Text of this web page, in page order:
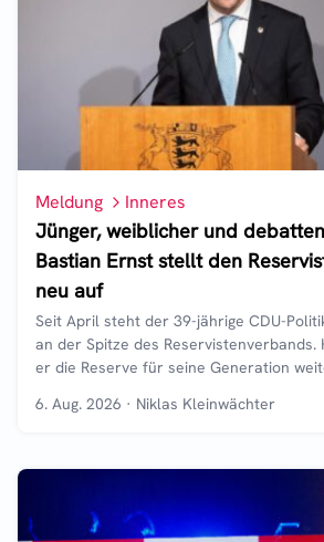
Meldung Inneres
Jünger, weiblicher und
Bastian Ernst stellt den
neu auf
Seit April steht der 39-jährige CDU-
an der Spitze des Reservistenverbands.
er die Reserve für seine Generation
6. Aug. 2026 · Niklas Kleinwächter